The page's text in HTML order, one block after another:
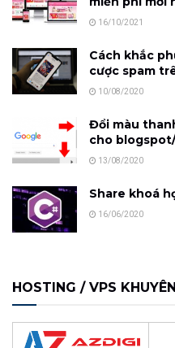
16/10/2021
Cách khắc
cược spam
10/08/2020
Đổi màu
cho
13/08/2020
Share khoá
16/06/2020
HOSTING / VPS